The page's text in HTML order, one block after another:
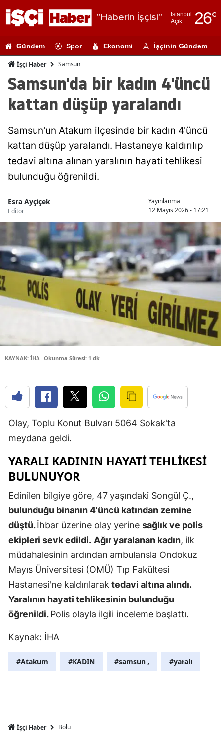
"Haberin İşçisi"
İstanbul
Açık
26°
Adıyaman
Ağrı
Ankara
Antalya
Aydın
Balıkesir
Bilecik
Bingöl
Bitlis
Bolu
Burdur
Bursa
Çorum
Edirne
Erzincan
Erzurum
Eskişehir
Gaziantep
Hakkari
Isparta
Gündem Spor Ekonomi İşçinin Gündemi
İşçi Haber Samsun
Samsun'da bir kadın 4'üncü
kattan düşüp yaralandı
Samsun'un Atakum ilçesinde bir kadın 4'üncü
kattan düşüp yaralandı. Hastaneye kaldırılıp
tedavi altına alınan yaralının hayati tehlikesi
bulunduğu öğrenildi.
Esra Ayçiçek
Editör
Yayınlanma
12 Mayıs 2026 - 17:21
KAYNAK: İHA Okunma Süresi: 1 dk
Olay, Toplu Konut Bulvarı 5064 Sokak'ta
meydana geldi.
YARALI KADININ HAYATİ TEHLİKESİ
BULUNUYOR
Edinilen bilgiye göre, 47 yaşındaki Songül Ç.,
bulunduğu binanın 4'üncü katından zemine
düştü.İhbar üzerine olay yerine sağlık ve polis
ekipleri sevk edildi. Ağır yaralanan kadın, ilk
müdahalesinin ardından ambulansla Ondokuz
Mayıs Üniversitesi (OMÜ) Tıp Fakültesi
Hastanesi'ne kaldırılarak tedavi altına alındı.
Yaralının hayati tehlikesinin bulunduğu
öğrenildi.Polis olayla ilgili inceleme başlattı.
Kaynak: İHA
#Atakum #KADIN #samsun , #yaralı
İşçi Haber Bolu